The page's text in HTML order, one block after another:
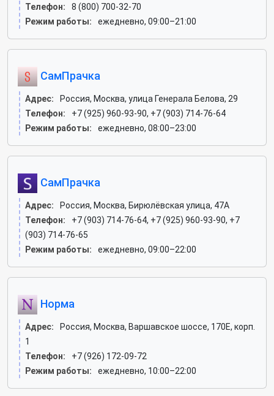
Телефон:
8 (800) 700-32-70
Режим работы:
ежедневно, 09:00–21:00
СамПрачка
Адрес:
Россия, Москва, улица Генерала Белова, 29
Телефон:
+7 (925) 960-93-90, +7 (903) 714-76-64
Режим работы:
ежедневно, 08:00–23:00
СамПрачка
Адрес:
Россия, Москва, Бирюлёвская улица, 47А
Телефон:
+7 (903) 714-76-64, +7 (925) 960-93-90, +7
(903) 714-76-65
Режим работы:
ежедневно, 09:00–22:00
Норма
Адрес:
Россия, Москва, Варшавское шоссе, 170Е, корп.
1
Телефон:
+7 (926) 172-09-72
Режим работы:
ежедневно, 10:00–22:00